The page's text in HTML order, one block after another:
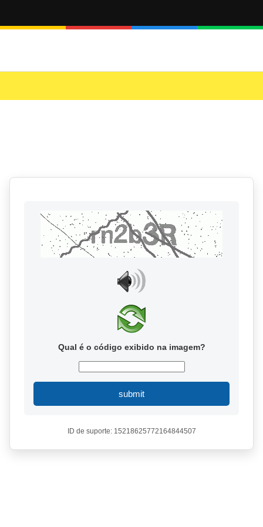
Qual é o código exibido na imagem?
submit
ID de suporte: 15218625772164844507